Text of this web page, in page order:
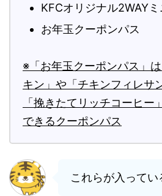
KFCオリジナル2WAY
お年玉クーポンパス
※「お年玉クーポンパス」
キン」や「チキンフィレサ
「挽きたてリッチコーヒー
できるクーポンパス
これらが入ってい